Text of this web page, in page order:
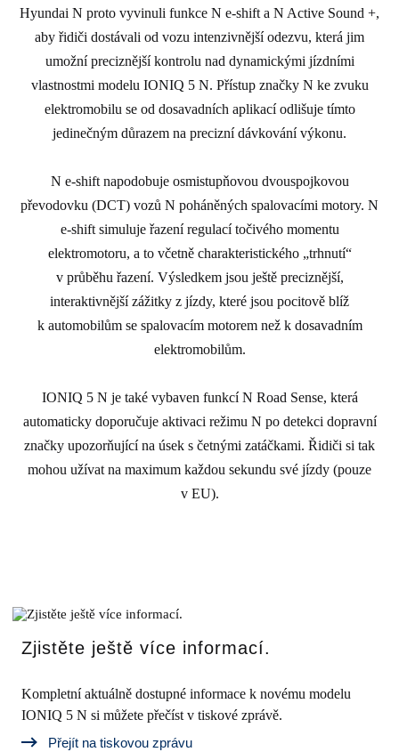
Hyundai N proto vyvinuli funkce N e-shift a N Active Sound +,
aby řidiči dostávali od vozu intenzivnější odezvu, která jim
umožní preciznější kontrolu nad dynamickými jízdními
vlastnostmi modelu IONIQ 5 N. Přístup značky N ke zvuku
elektromobilu se od dosavadních aplikací odlišuje tímto
jedinečným důrazem na precizní dávkování výkonu.
N e-shift napodobuje osmistupňovou dvouspojkovou
převodovku (DCT) vozů N poháněných spalovacími motory. N
e-shift simuluje řazení regulací točivého momentu
elektromotoru, a to včetně charakteristického „trhnutí“
v průběhu řazení. Výsledkem jsou ještě preciznější,
interaktivnější zážitky z jízdy, které jsou pocitově blíž
k automobilům se spalovacím motorem než k dosavadním
elektromobilům.
IONIQ 5 N je také vybaven funkcí N Road Sense, která
automaticky doporučuje aktivaci režimu N po detekci dopravní
značky upozorňující na úsek s četnými zatáčkami. Řidiči si tak
mohou užívat na maximum každou sekundu své jízdy (pouze
v EU).
Zjistěte ještě více informací.
Kompletní aktuálně dostupné informace k novému modelu
IONIQ 5 N si můžete přečíst v tiskové zprávě.
Přejít na tiskovou zprávu